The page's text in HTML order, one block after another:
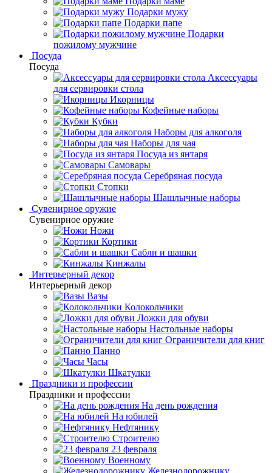
Подарки мужу
Подарки папе
Подарки
пожилому мужчине
Посуда
Посуда
Аксессуары
для сервировки стола
Икорницы
Кофейные наборы
Кубки
Наборы для алкоголя
Наборы для чая
Посуда из янтаря
Самовары
Серебряная посуда
Стопки
Шашлычные наборы
Сувенирное оружие
Сувенирное оружие
Ножи
Кортики
Сабли и шашки
Кинжалы
Интерьерный декор
Интерьерный декор
Вазы
Колокольчики
Ложки для обуви
Настольные наборы
Ограничители для книг
Панно
Часы
Шкатулки
Праздники и профессии
Праздники и профессии
На день рождения
На юбилей
Нефтянику
Строителю
23 февраля
Военному
Железнодорожнику